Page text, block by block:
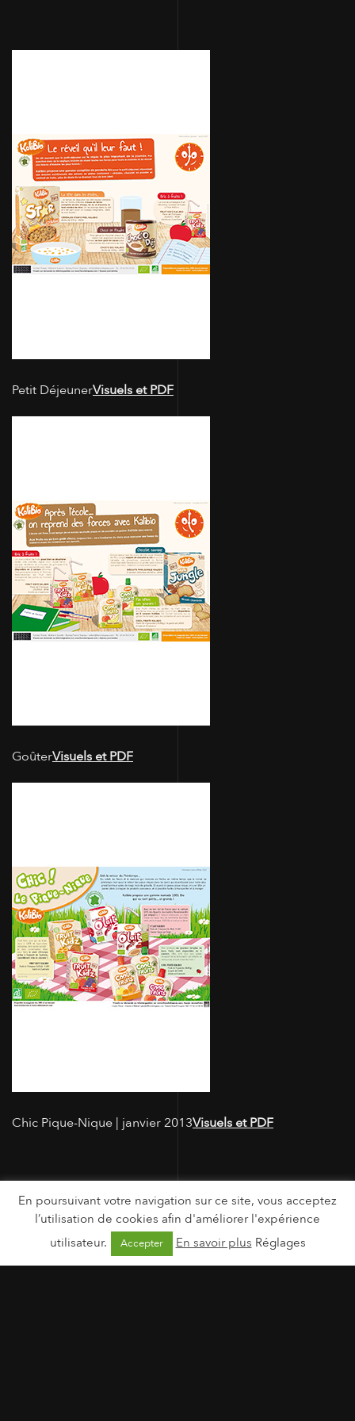
Petit DéjeunerVisuels et PDF
GoûterVisuels et PDF
Chic Pique-Nique | janvier 2013Visuels et PDF
En poursuivant votre navigation sur ce site, vous acceptez
l’utilisation de cookies afin d'améliorer l'expérience
utilisateur.
Accepter En savoir plus Réglages